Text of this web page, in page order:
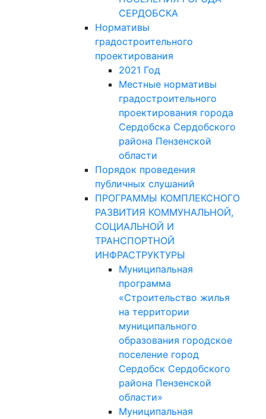
СЕРДОБСКА
Нормативы
градостроительного
проектирования
2021 Год
Местные нормативы
градостроительного
проектирования города
Сердобска Сердобского
района Пензенской
области
Порядок проведения
публичных слушаний
ПРОГРАММЫ КОМПЛЕКСНОГО
РАЗВИТИЯ КОММУНАЛЬНОЙ,
СОЦИАЛЬНОЙ И
ТРАНСПОРТНОЙ
ИНФРАСТРУКТУРЫ
Муниципальная
программа
«Строительство жилья
на территории
муниципального
образования городское
поселение город
Сердобск Сердобского
района Пензенской
области»
Муниципальная